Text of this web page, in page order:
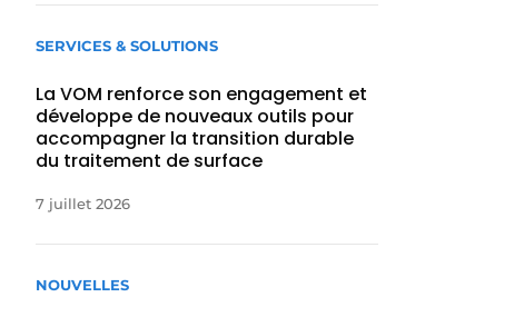
SERVICES & SOLUTIONS
La VOM renforce son engagement et
développe de nouveaux outils pour
accompagner la transition durable
du traitement de surface
7 juillet 2026
NOUVELLES